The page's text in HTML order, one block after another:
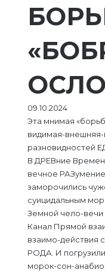
09.10.2024
Эта мнимая
видимая-
разновидностей
В ДРЕВние
вечное
заморочились
суицидальным
Земной чело-
Канал Прямой
взаимо-
РОДА. И
морок-сон-